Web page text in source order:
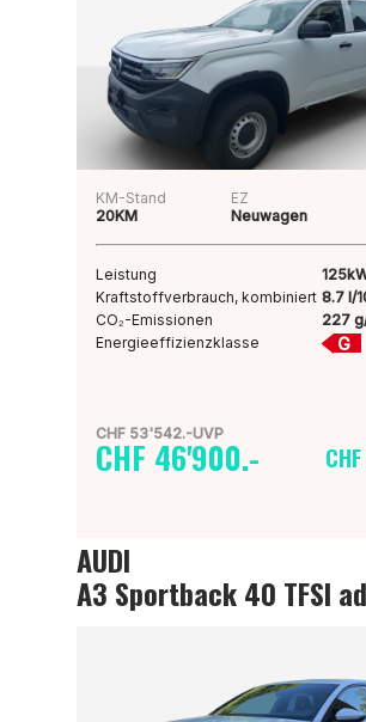
KM-Stand
20KM
EZ
Neuwagen
Leistung
Kraftstoffverbrauch, kombiniert 8.7 l/
CO₂-Emissionen
227
Energieeffizienzklasse
G
CHF 53'542.-UVP
CHF 46'900.-
AUDI